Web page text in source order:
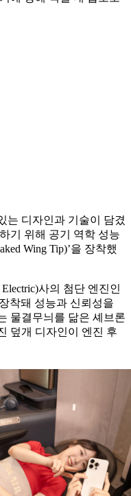
는 디자인과 기술이 담겼
기 위해 공기 역학 성능
Wing Tip)’을 장착했
사의 첨단 엔진인
착돼 성능과 신뢰성을
물결무늬를 닮은 셰브론
덮개 디자인이 엔진 후